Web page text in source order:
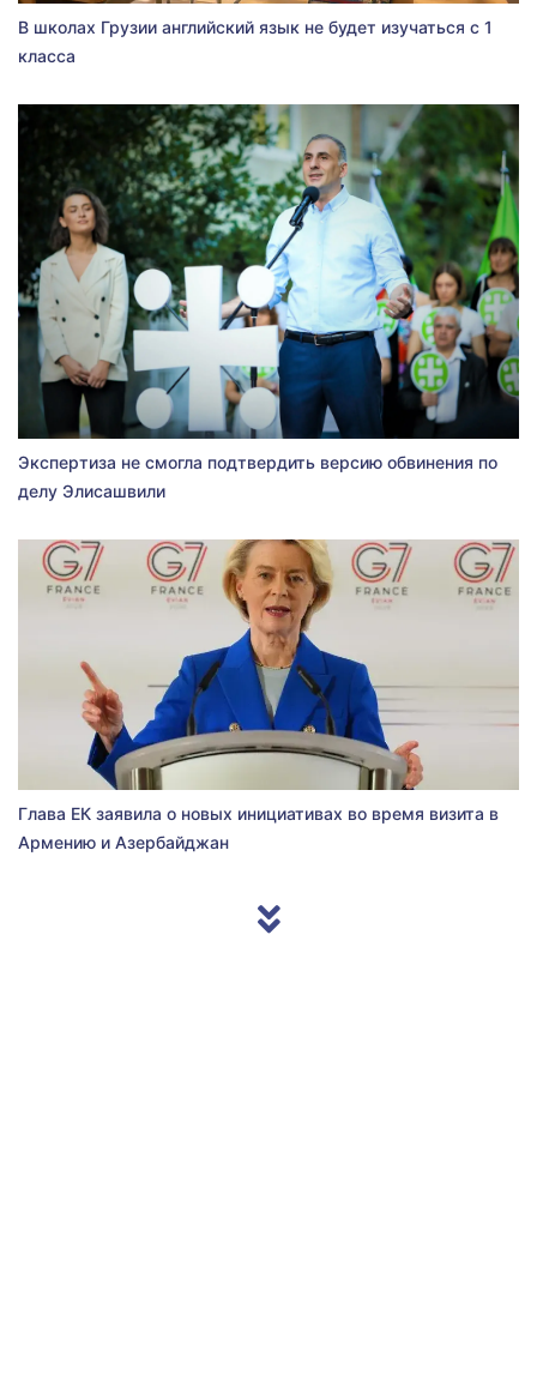
В школах Грузии английский язык не будет изучаться с 1
класса
Экспертиза не смогла подтвердить версию обвинения по
делу Элисашвили
Глава ЕК заявила о новых инициативах во время визита в
Армению и Азербайджан